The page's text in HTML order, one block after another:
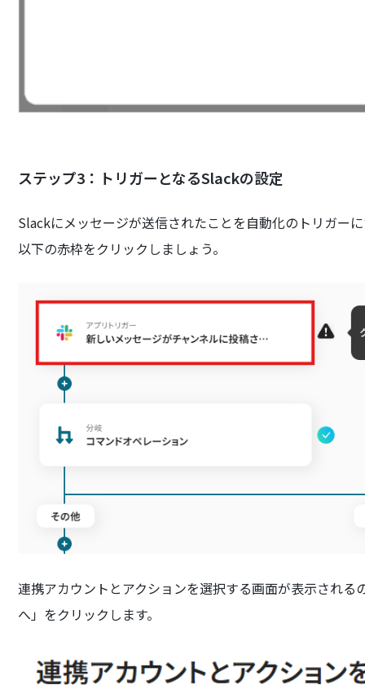
ステップ3：トリガーとなるSlackの設定
Slackにメッセージが送信されたことを自動化のトリガー
以下の赤枠をクリックしましょう。
連携アカウントとアクションを選択する画面が表示され
へ」をクリックします。